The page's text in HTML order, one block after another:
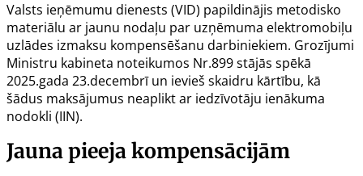
Valsts ieņēmumu dienests (VID) papildinājis metodisko
materiālu ar jaunu nodaļu par uzņēmuma elektromobiļu
uzlādes izmaksu kompensēšanu darbiniekiem. Grozījumi
Ministru kabineta noteikumos Nr.899stājās spēkā
2025.gada 23.decembrī un ievieš skaidru kārtību, kā
šādus maksājumus neaplikt ar iedzīvotāju ienākuma
nodokli (IIN).
Jauna pieeja kompensācijām